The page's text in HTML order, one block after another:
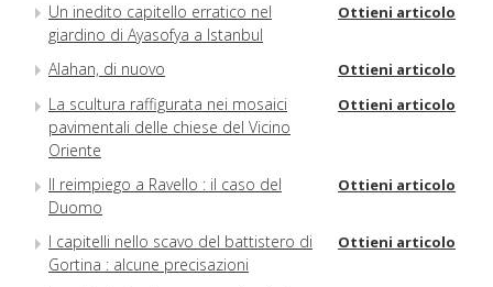
Un inedito capitello erratico nel
giardino di Ayasofya a Istanbul
Ottieni articolo
Alahan, di nuovo Ottieni articolo
La scultura raffigurata nei mosaici
pavimentali delle chiese del Vicino
Oriente
Ottieni articolo
Il reimpiego a Ravello : il caso del
Duomo
Ottieni articolo
I capitelli nello scavo del battistero di
Gortina : alcune precisazioni
Ottieni articolo